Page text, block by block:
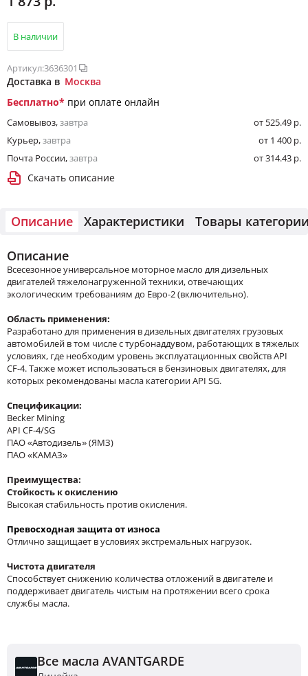
В наличии
Артикул:3636301
Доставка в Москва
Бесплатно* при оплате онлайн
Самовывоз,завтра
от 525.49 р.
Курьер,завтра
от 1 400 р.
Почта России,завтра от 314.43 р.
Скачать описание
Описание Характеристики Товары
Описание
Всесезонное универсальное моторное масло для дизельных
двигателей тяжелонагруженной техники, отвечающих
экологическим требованиям до Евро-2 (включительно).
Область применения:
Разработано для применения в дизельных двигателях грузовых
автомобилей в том числе с турбонаддувом, работающих в тяжелых
условиях, где необходим уровень эксплуатационных свойств API
CF-4. Также может использоваться в бензиновых двигателях, для
которых рекомендованы масла категории API SG.
Спецификации:
Becker Mining
API CF-4/SG
ПАО «Автодизель» (ЯМЗ)
ПАО «КАМАЗ»
Преимущества:
Стойкость к окислению
Высокая стабильность против окисления.
Превосходная защита от износа
Отлично защищает в условиях экстремальных нагрузок.
Чистота двигателя
Способствует снижению количества отложений в двигателе и
поддерживает двигатель чистым на протяжении всего срока
службы масла.
Все масла AVANTGARDE